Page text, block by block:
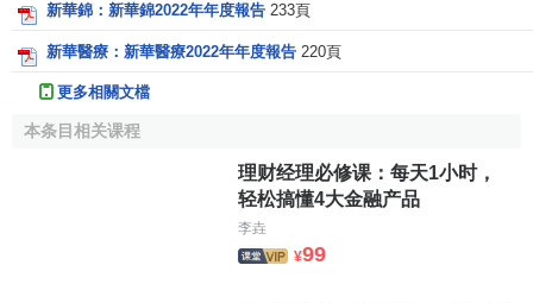
新華富時中國25指數
新華富時A200指數
新華富時保險投資指數
新華富時B股指數
新華富時中國B全指
新華富時200複合指數
新華錦：新華錦2022年年度報告 233頁
新華醫療：新華醫療2022年年度報告 220頁
更多相關文檔
本条目相关课程
理财经理必修课：每天1小时，
轻松搞懂4大金融产品
李垚
¥99